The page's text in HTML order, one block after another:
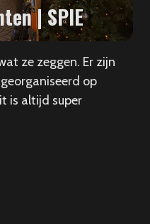
| SPIE
ze zeggen. Er zijn
op
is altijd super